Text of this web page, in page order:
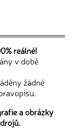
reálné!
v době
žádné
a obrázky